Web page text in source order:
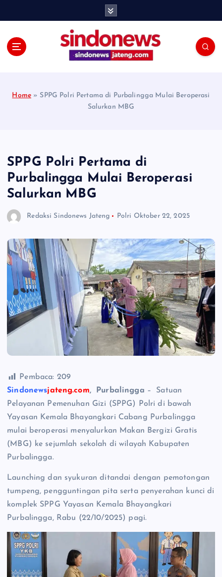
Home » SPPG Polri Pertama di Purbalingga Mulai Beroperasi
Salurkan MBG
SPPG Polri Pertama di
Purbalingga Mulai Beroperasi
Salurkan MBG
Redaksi Sindonews Jateng Polri Oktober 22, 2025
Pembaca: 209
Sindonewsjateng.com, Purbalingga – Satuan
Pelayanan Pemenuhan Gizi (SPPG) Polri di bawah
Yayasan Kemala Bhayangkari Cabang Purbalingga
mulai beroperasi menyalurkan Makan Bergizi Gratis
(MBG) ke sejumlah sekolah di wilayah Kabupaten
Purbalingga.
Launching dan syukuran ditandai dengan pemotongan
tumpeng, pengguntingan pita serta penyerahan kunci di
komplek SPPG Yayasan Kemala Bhayangkari
Purbalingga, Rabu (22/10/2025) pagi.